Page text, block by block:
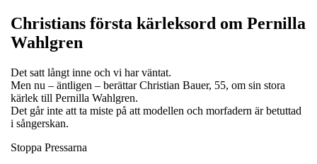
Christians första kärleksord om Pernilla
Wahlgren
Det satt långt inne och vi har väntat.
Men nu – äntligen – berättar Christian Bauer, 55, om sin stora
kärlek till Pernilla Wahlgren.
Det går inte att ta miste på att modellen och morfadern är betuttad
i sångerskan.
Stoppa Pressarna